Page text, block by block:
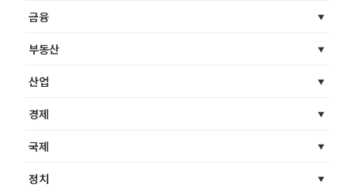
금융
부동산
산업
경제
국제
정치